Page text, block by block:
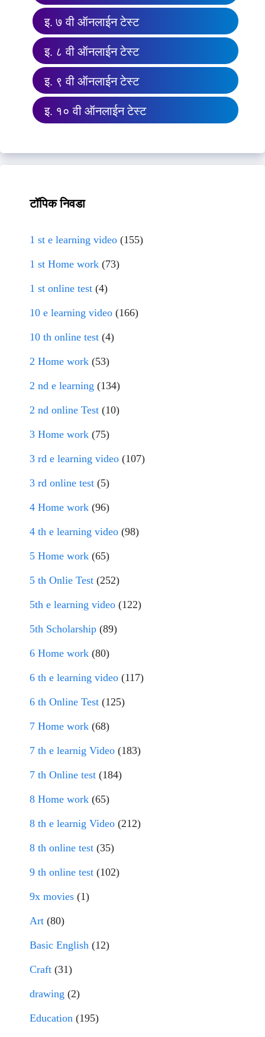
इ. ७ वी ऑनलाईन टेस्ट
इ. ८ वी ऑनलाईन टेस्ट
इ. ९ वी ऑनलाईन टेस्ट
इ. १० वी ऑनलाईन टेस्ट
टॉपिक निवडा
1 st e learning video (155)
1 st Home work (73)
1 st online test (4)
10 e learning video (166)
10 th online test (4)
2 Home work (53)
2 nd e learning (134)
2 nd online Test (10)
3 Home work (75)
3 rd e learning video (107)
3 rd online test (5)
4 Home work (96)
4 th e learning video (98)
5 Home work (65)
5 th Onlie Test (252)
5th e learning video (122)
5th Scholarship (89)
6 Home work (80)
6 th e learning video (117)
6 th Online Test (125)
7 Home work (68)
7 th e learnig Video (183)
7 th Online test (184)
8 Home work (65)
8 th e learnig Video (212)
8 th online test (35)
9 th online test (102)
9x movies (1)
Art (80)
Basic English (12)
Craft (31)
drawing (2)
Education (195)